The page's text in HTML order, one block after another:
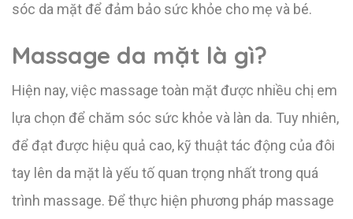
sóc da mặt để đảm bảo sức khỏe cho mẹ và bé.
Massage da mặt là gì?
Hiện nay, việc massage toàn mặt được nhiều chị em
lựa chọn để chăm sóc sức khỏe và làn da. Tuy nhiên,
để đạt được hiệu quả cao, kỹ thuật tác động của đôi
tay lên da mặt là yếu tố quan trọng nhất trong quá
trình massage. Để thực hiện phương pháp massage